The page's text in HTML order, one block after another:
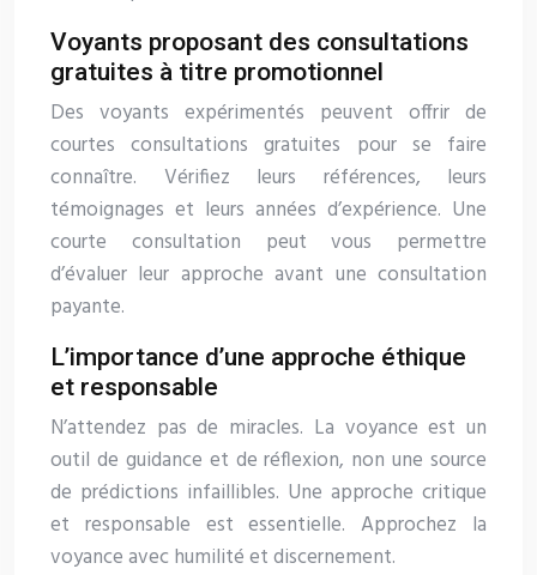
Voyants proposant des consultations
gratuites à titre promotionnel
Des voyants expérimentés peuvent offrir de
courtes consultations gratuites pour se faire
connaître. Vérifiez leurs références, leurs
témoignages et leurs années d’expérience. Une
courte consultation peut vous permettre
d’évaluer leur approche avant une consultation
payante.
L’importance d’une approche éthique
et responsable
N’attendez pas de miracles. La voyance est un
outil de guidance et de réflexion, non une source
de prédictions infaillibles. Une approche critique
et responsable est essentielle. Approchez la
voyance avec humilité et discernement.